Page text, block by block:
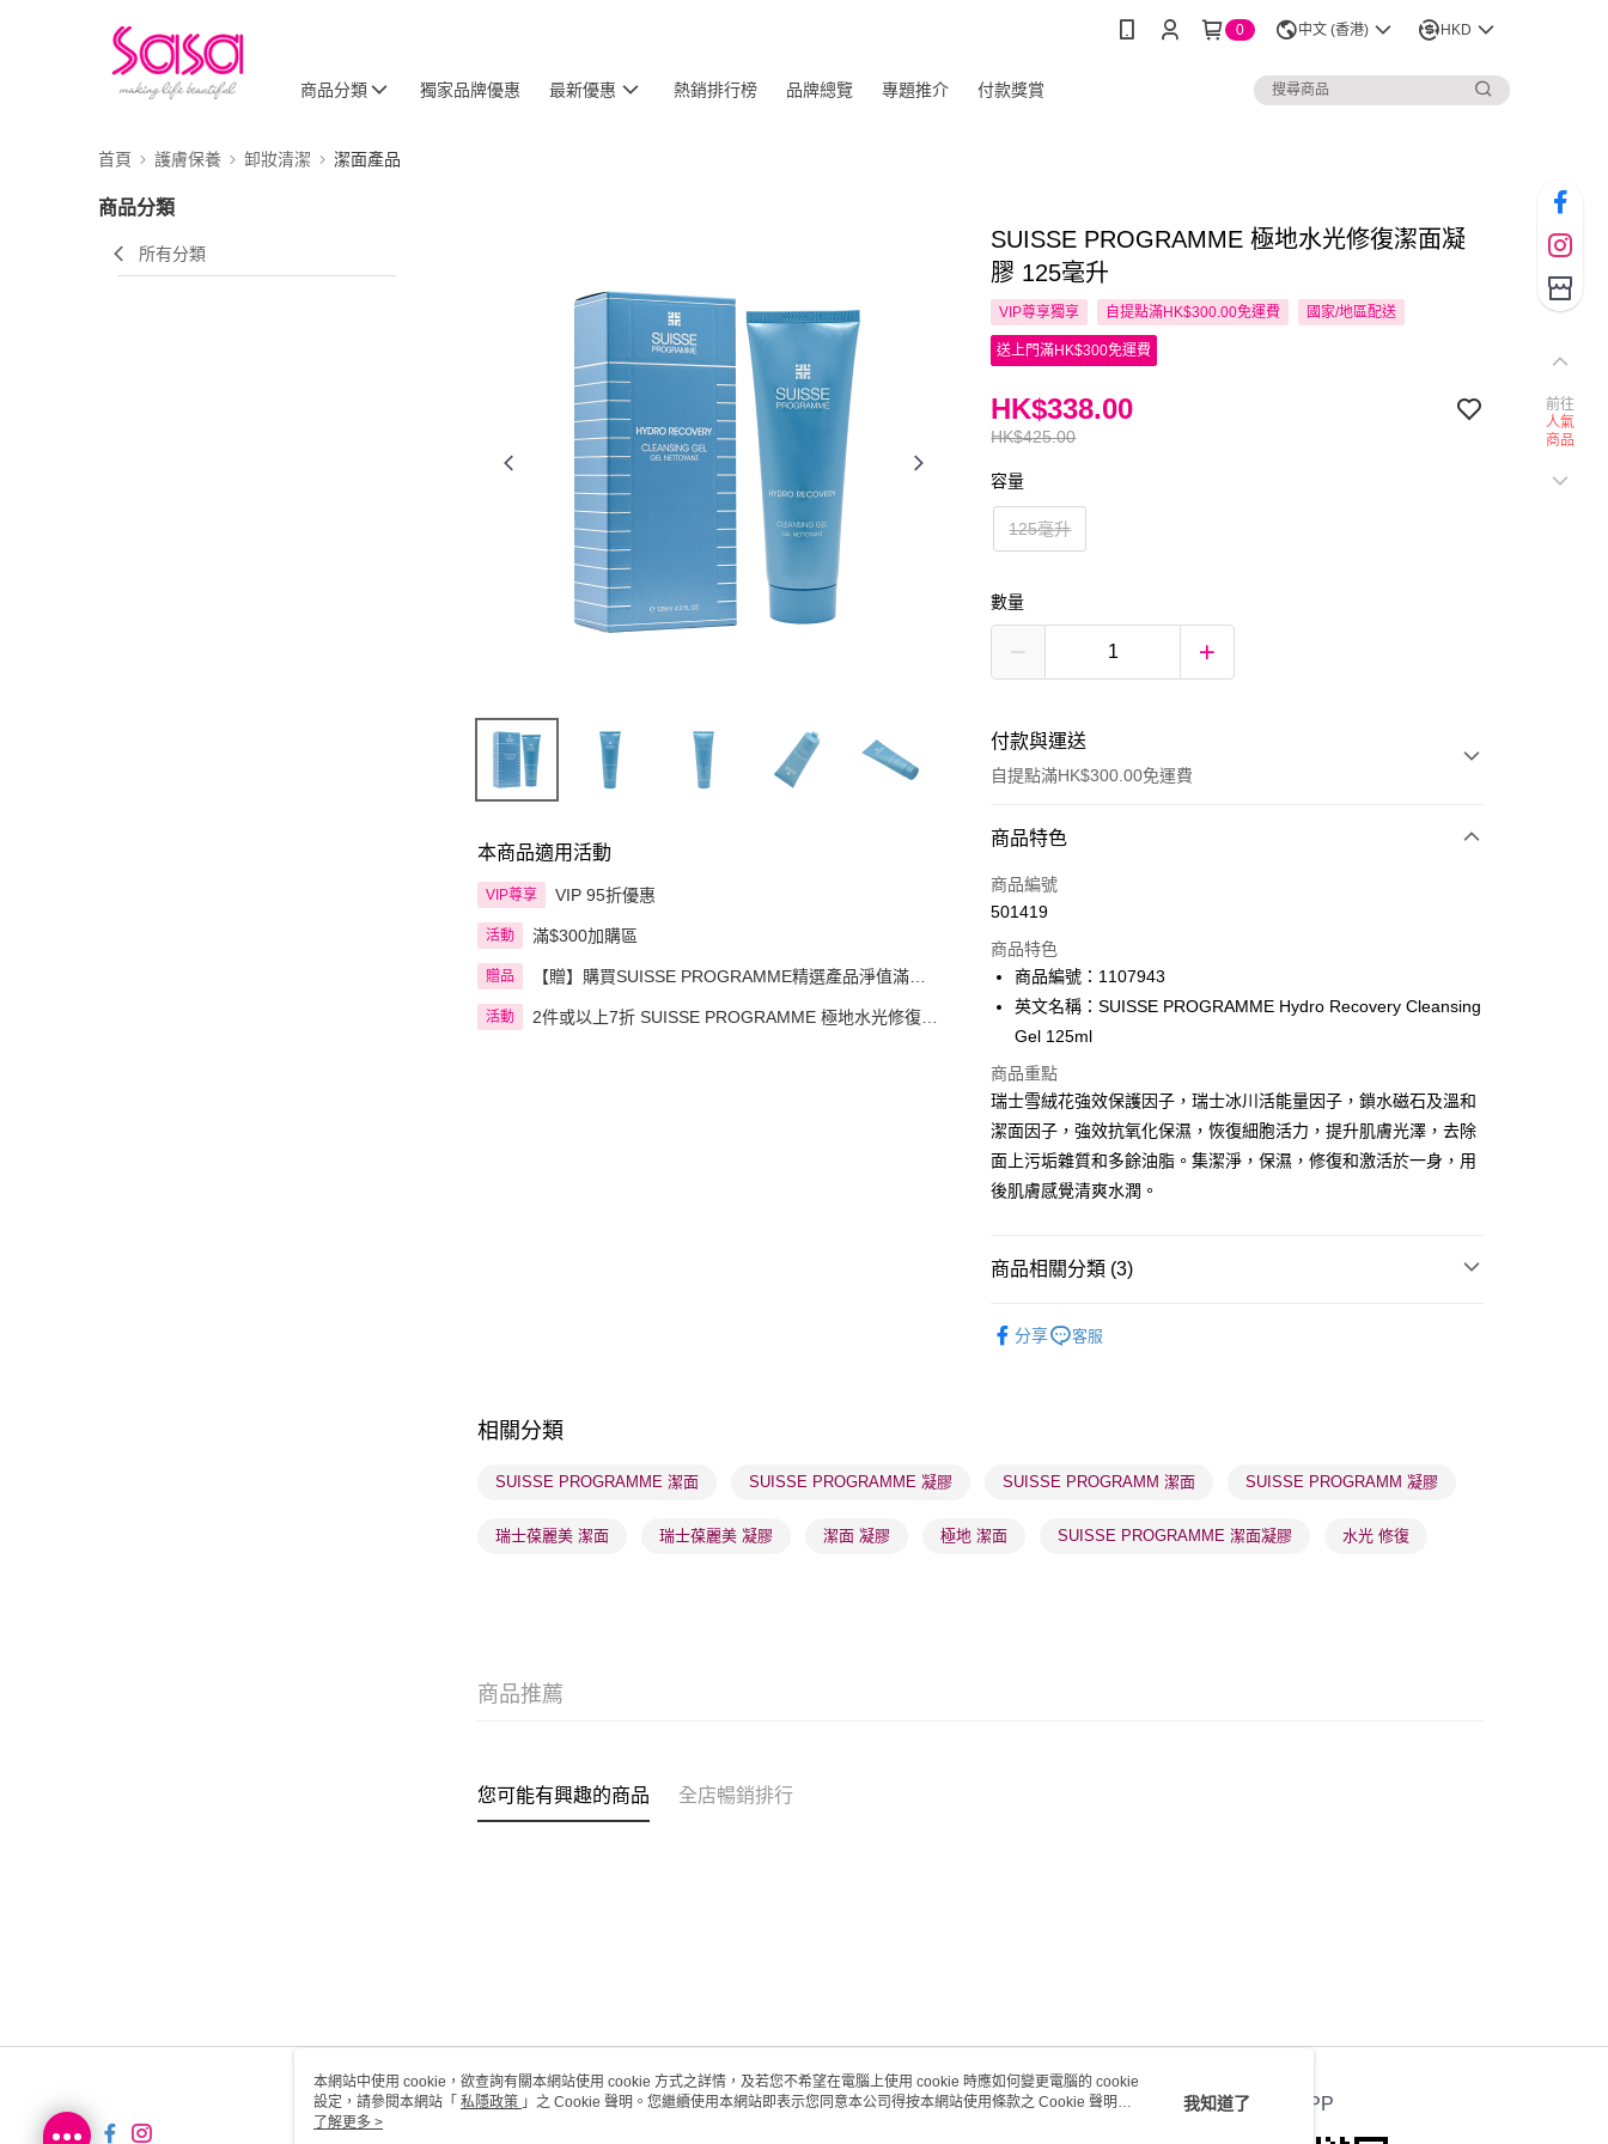
0 中文 (香港) HKD
商品分類 獨家品牌優惠 最新優惠 熱銷排行榜 品牌總覽 專題推介 付款獎賞
首頁 護膚保養 卸妝清潔 潔面產品
商品分類
所有分類
本商品適用活動
VIP尊享 VIP 95折優惠
活動 滿$300加購區
贈品
【贈】購買SUISSE PROGRAMME精選產品淨值滿指
活動
2件或以上7折 SUISSE PROGRAMME 極地水光修復系
SUISSE PROGRAMME 極地水光修復潔面凝
膠 125毫升
VIP尊享獨享 自提點滿HK$300.00免運費 國家/地區配送
送上門滿HK$300免運費
HK$425.00
HK$338.00
容量
125毫升
數量
付款與運送
自提點滿HK$300.00免運費
付款方式
信用卡
AlipayHK
PayMe
BoC Pay
送貨方式
每筆HK$65.00，滿HK$300.00或以上免運費
每筆HK$65.00，滿HK$300.00或以上免運費
(香港門市) 只顯示可選門市。確認發貨後2-5個工作天到店，3天內
每筆HK$20.00，滿HK$100.00或以上免運費
商品特色
商品編號
501419
商品特色
商品編號：1107943
英文名稱：SUISSE PROGRAMME Hydro Recovery Cleansing
Gel 125ml
商品重點
瑞士雪絨花強效保護因子，瑞士冰川活能量因子，鎖水磁石及溫和
潔面因子，強效抗氧化保濕，恢復細胞活力，提升肌膚光澤，去除
面上污垢雜質和多餘油脂。集潔淨，保濕，修復和激活於一身，用
後肌膚感覺清爽水潤。
商品相關分類 (3)
分享 客服
相關分類
SUISSE PROGRAMME 潔面 SUISSE PROGRAMME 凝膠 SUISSE PROGRAMM 潔面 SUISSE PROGRAMM 凝膠
瑞士葆麗美 潔面 瑞士葆麗美 凝膠 潔面 凝膠 極地 潔面 SUISSE PROGRAMME 潔面凝膠 水光 修復
商品推薦
您可能有興趣的商品 全店暢銷排行
關於我們 客戶服務 官方APP
前往
人氣
商品
本網站中使用 cookie，欲查詢有關本網站使用 cookie 方式之詳情，及若您不希望在電腦上使用 cookie 時應如何變更電腦的 cookie
設定，請參閱本網站「 私隱政策 」之 Cookie 聲明。您繼續使用本網站即表示您同意本公司得按本網站使用條款之 Cookie 聲明使
用 cookie。
了解更多 >
我知道了